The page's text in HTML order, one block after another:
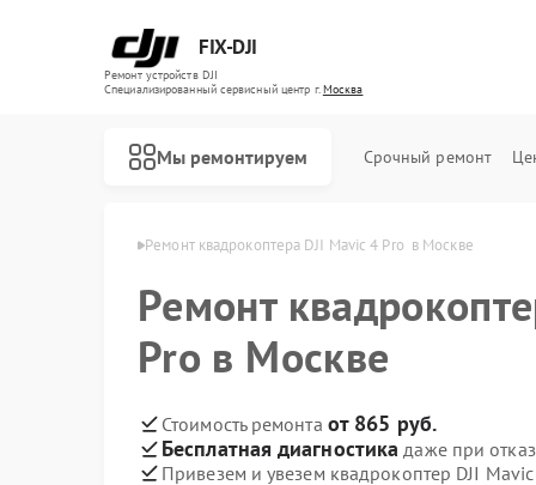
FIX-DJI
Ремонт устройств DJI
Специализированный cервисный центр г.Москва
Мы ремонтируем Срочный ремонт
DJI в Москве Ремонт квадрокоптера DJI Mavic 4 Pro  в Москве
Ремонт
Pro в Москве
Стоимость ремонта от 865 руб.
Бесплатная диагностика даже при
Привезем и увезем квадрокоптер DJI